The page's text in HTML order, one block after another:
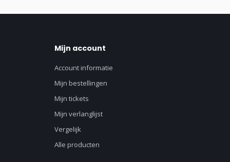
Mijn account
Account informatie
Mijn bestellingen
Mijn tickets
Mijn verlanglijst
Vergelijk
Alle producten